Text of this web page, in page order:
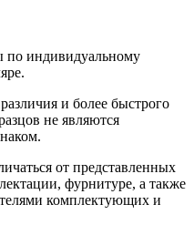
по индивидуальному
и более быстрого
не являются
от представленных
фурнитуре, а также
комплектующих и